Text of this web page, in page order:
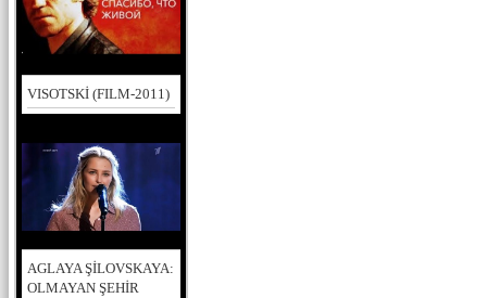
VISOTSKİ (FILM-2011)
AGLAYA ŞİLOVSKAYA:
OLMAYAN ŞEHİR